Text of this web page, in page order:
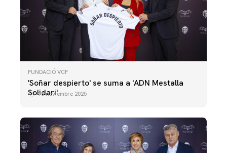
FUNDACIÓ VCF
'Soñar despierto' se suma a 'ADN Mestalla
Solidari'
10 noviembre 2025